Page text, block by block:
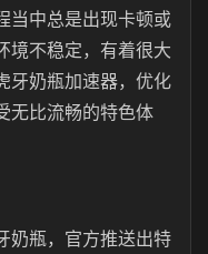
当中总是出现卡顿或
境不稳定，有着很大
牙奶瓶加速器，优化
无比流畅的特色体
奶瓶，官方推送出特